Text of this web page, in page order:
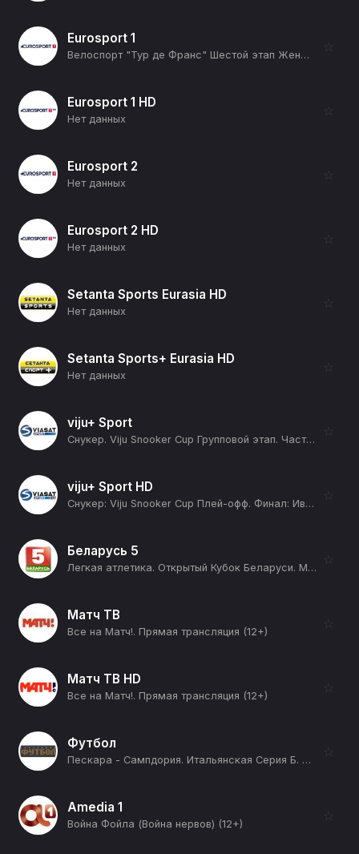
Eurosport 1
Велоспорт "Тур де Франс" Шестой этап Женщины (12+)
☆
Eurosport 1 HD
Нет данных
☆
Eurosport 2
Нет данных
☆
Eurosport 2 HD
Нет данных
☆
Setanta Sports Eurasia HD
Нет данных
☆
Setanta Sports+ Eurasia HD
Нет данных
☆
viju+ Sport
Снукер. Viju Snooker Cup Групповой этап. Часть 9. Группа A. Группа B. Андрей Гладык - Арсений Королев. Микаэл Нерсисян - Иван Каковский (12+)
☆
viju+ Sport HD
Снукер: Viju Snooker Cup Плей-офф. Финал: Иван Каковский - Артем Истомин. Матч до 5 побед (12+)
☆
Беларусь 5
Легкая атлетика. Открытый Кубок Беларуси. Минск (12+)
☆
Матч ТВ
Все на Матч!. Прямая трансляция (12+)
☆
Матч ТВ HD
Все на Матч!. Прямая трансляция (12+)
☆
Футбол
Пескара - Сампдория. Итальянская Серия Б. Сезон 25/26 (12+)
☆
Amedia 1
Война Фойла (Война нервов) (12+)
☆